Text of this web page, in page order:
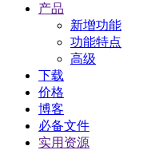
产品
新增功能
功能特点
高级
下载
价格
博客
必备文件
实用资源